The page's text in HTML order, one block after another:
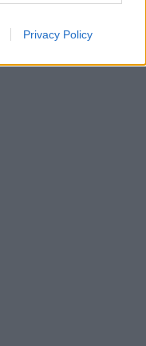
Privacy Policy